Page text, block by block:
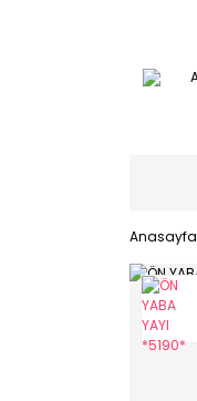
Anasayfa